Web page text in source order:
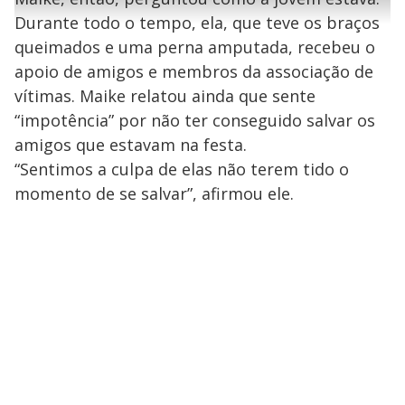
a
y
V
i
s
e
g
u
n
o
M
u
d
o
Durante todo o tempo, ela, que teve os braços
queimados e uma perna amputada, recebeu o
apoio de amigos e membros da associação de
vítimas. Maike relatou ainda que sente
“impotência” por não ter conseguido salvar os
amigos que estavam na festa.
“Sentimos a culpa de elas não terem tido o
momento de se salvar”, afirmou ele.